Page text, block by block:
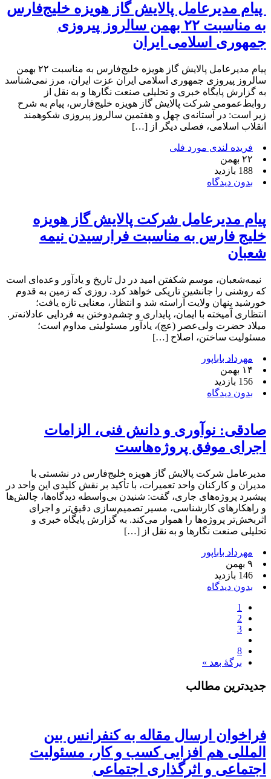
پیام مدیرعامل پالایش گاز هویزه خلیج‌فارس
به مناسبت ۲۲ بهمن سالروز پیروزی
جمهوری اسلامی ایران
پیام مدیرعامل پالایش گاز هویزه خلیج‌فارس به مناسبت ۲۲ بهمن
سالروز پیروزی جمهوری اسلامی ایران عزت ایران، مرز نمی‌شناسد
به گزارش پایگاه خبری و تحلیلی صنعت نگارها و به نقل از
روابط‌عمومی شرکت پالایش گاز هویزه خلیج‌فارس، پیام به شرح
زیر است: در آستانه‌ی چهل و هفتمین سالروز پیروزی شکوهمند
انقلاب اسلامی، فصلی دیگر از […]
فریده لندی مورد فلی
۲۲ بهمن
188 بازدید
بدون دیدگاه
پیام مدیرعامل شرکت پالایش گاز هویزه
خلیج فارس به مناسبت فرارسیدن نیمه
شعبان
نیمه‌شعبان، موسم شکفتن امید در دل تاریخ و یادآور وعده‌ای است
که روشنی را جانشین تاریکی خواهد کرد. روزی که زمین به قدوم
خورشید پنهان ولایت آراسته شد و انتظار، معنایی تازه یافت؛
انتظاری آمیخته با ایمان، پایداری و چشم‌دوختن به فردایی عادلانه‌تر.
میلاد حضرت ولی‌عصر (عج)، یادآور مسئولیتی مداوم است؛
مسئولیت ساختن، اصلاح […]
مهرداد باباپور
۱۴ بهمن
156 بازدید
بدون دیدگاه
صادقی: نوآوری و دانش فنی، الزامات
اجرای موفق پروژه‌هاست
مدیرعامل شرکت پالایش گاز هویزه خلیج‌فارس در نشستی با
مدیران و کارکنان واحد تعمیرات، با تأکید بر نقش کلیدی این واحد در
پیشبرد پروژه‌های جاری، گفت: شنیدن بی‌واسطه دیدگاه‌ها، چالش‌ها
و راهکارهای کارشناسی، مسیر تصمیم‌سازی دقیق‌تر و اجرای
اثربخش‌تر پروژه‌ها را هموار می‌کند. به گزارش پایگاه خبری و
تحلیلی صنعت نگارها و به نقل از […]
مهرداد باباپور
۹ بهمن
146 بازدید
بدون دیدگاه
1
2
3
8
برگهٔ بعد »
جدیدترین مطالب
فراخوان ارسال مقاله به کنفرانس بین
المللی هم افزایی کسب و کار، مسئولیت
اجتماعی و اثرگذاری اجتماعی